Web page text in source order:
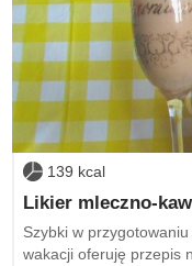
139 kcal
Likier mleczno-
Szybki w
wakacji oferuję przepis